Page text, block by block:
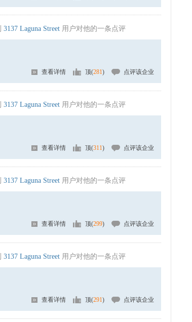
3137 Laguna Street 用户对他的一条点评
查看详情 顶(281) 点评该企业
3137 Laguna Street 用户对他的一条点评
查看详情 顶(311) 点评该企业
3137 Laguna Street 用户对他的一条点评
查看详情 顶(299) 点评该企业
3137 Laguna Street 用户对他的一条点评
查看详情 顶(291) 点评该企业